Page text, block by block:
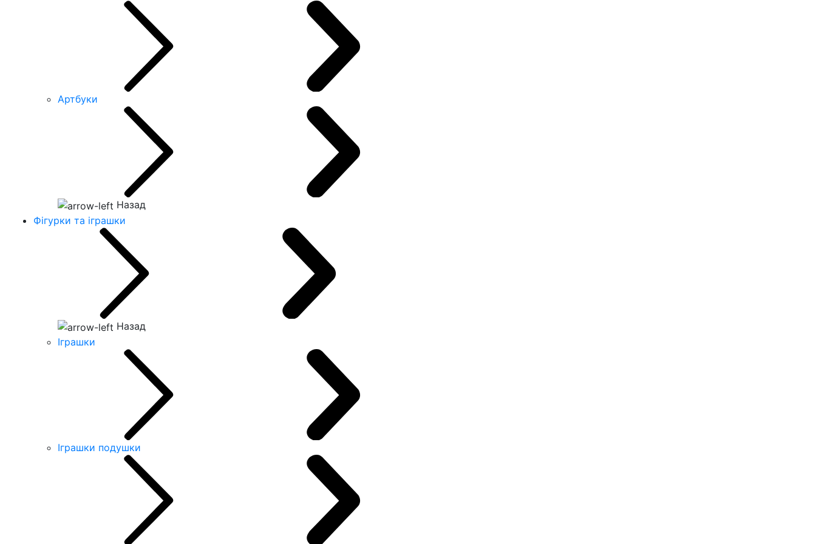
Артбуки
Назад
Фігурки та іграшки
Назад
Іграшки
Іграшки подушки